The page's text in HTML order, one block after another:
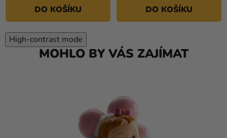
DO KOŠÍKU DO KOŠÍKU
High-contrast mode
MOHLO BY VÁS ZAJÍMAT